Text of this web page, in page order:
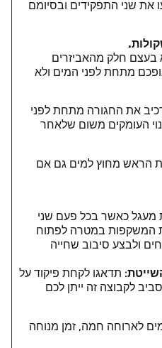
את שני התפקידים ובסיומם
.
בעצם חלק מהאביזרים
מתחת לפני המים ולא
את החגורה מתחת לפני
העומקים משום שלאחר
הראש מחוץ למים גם אם
מעגל כאשר בכל פעם שני
המשקפות במטרה לפתוח
ולבצע סיבוב שחייה
: תדאגו לקחת פיקוד על
לקבוצה זה ייתן לכם
לארוחה חמה, זמן מנוחה